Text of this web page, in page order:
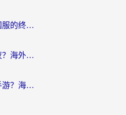
从魔兽到蛋仔：海外玩国服的终极加速指南，找到你的专属高速通道
在国外能不能玩星战前夜？海外党国服游戏不卡顿的秘密武器在这里
在印度怎么玩御龙在天手游？海外党畅玩国服的终极生存指南